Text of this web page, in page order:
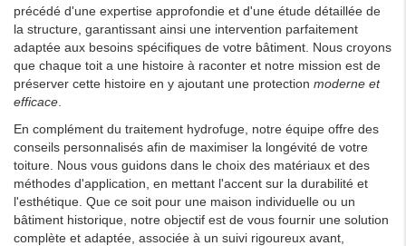
précédé d'une expertise approfondie et d'une étude détaillée de
la structure, garantissant ainsi une intervention parfaitement
adaptée aux besoins spécifiques de votre bâtiment. Nous croyons
que chaque toit a une histoire à raconter et notre mission est de
préserver cette histoire en y ajoutant une protection moderne et
efficace
En complément du traitement hydrofuge, notre équipe offre des
conseils personnalisés afin de maximiser la longévité de votre
toiture. Nous vous guidons dans le choix des matériaux et des
méthodes d'application, en mettant l'accent sur la durabilité et
l'esthétique. Que ce soit pour une maison individuelle ou un
bâtiment historique, notre objectif est de vous fournir une solution
complète et adaptée, associée à un suivi rigoureux avant,